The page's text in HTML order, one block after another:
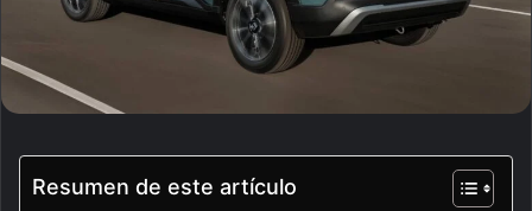
Resumen de este artículo